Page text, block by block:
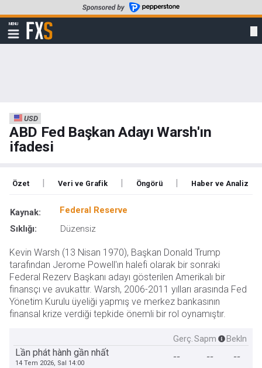
to
main
content
MENU
Show
navigation
FXStreet
USD
ABD Fed Başkan Adayı Warsh'ın
ifadesi
Özet | Veri ve Grafik | Öngörü | Haber ve Analiz
Kaynak:
Federal Reserve
Sıklığı:
Düzensiz
Kevin Warsh (13 Nisan 1970), Başkan Donald Trump
tarafından Jerome Powell'ın halefi olarak bir sonraki
Federal Rezerv Başkanı adayı gösterilen Amerikalı bir
finansçı ve avukattır. Warsh, 2006-2011 yılları arasında Fed
Yönetim Kurulu üyeliği yapmış ve merkez bankasının
finansal krize verdiği tepkide önemli bir rol oynamıştır.
Gerç.Sapm Bekln
Lần phát hành gần nhất
14 Tem 2026, Sal 14:00
-- -- --